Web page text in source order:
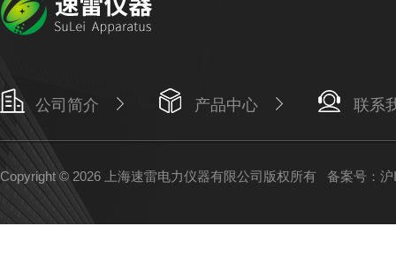
公司简介 产品中心 联系
Copyright © 2026 上海速雷电力仪器有限公司版权所有 备案号：